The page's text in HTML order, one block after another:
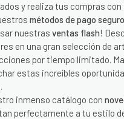
y realiza tus compras
métodos de pago
nuestras ventas flash!
en una gran selección de
por tiempo limitado.
estas increíbles
inmenso catálogo con
perfectamente a tu estilo